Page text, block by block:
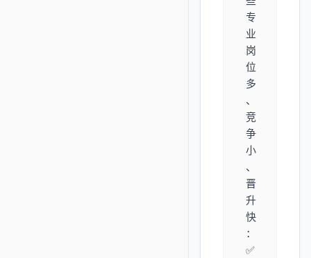
专
业
岗
位
多
、
竞
争
小
、
晋
升
快
：
✅